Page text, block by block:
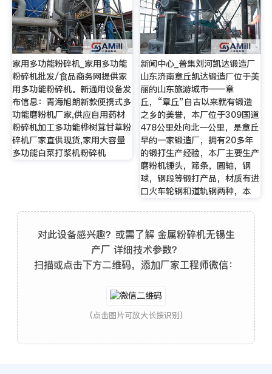
家用多功能粉碎机_家用多功能
粉碎机批发/食品商务网提供家
用多功能粉碎机。新通用设备发
布信息：青海旭朗新款便携式多
功能磨粉机厂家,供应自用药材
粉碎机加工多功能桦树茸甘草粉
碎机厂家直供现货,家用大容量
多功能白菜打浆机粉碎机
新闻中心_普集刘河凯达锻造厂
山东济南章丘凯达锻造厂位于美
丽的山东旅游城市——章
丘，“章丘”自古以来就有锻造
之乡的美誉，本厂位于309国道
478公里处向北一公里，是章丘
早的一家锻造厂，拥有20多年
的锻打生产经验，本厂主要生产
磨粉机锤头，筛条，圆轴，钢
球，钢段等锻打产品，材质有进
口火车轮钢和道轨钢两种，本
对此设备感兴趣？或需了解 金属粉碎机无锡生
产厂 详细技术参数？
扫描或点击下方二维码，添加厂家工程师微信：
(点击图片可放大长按识别)